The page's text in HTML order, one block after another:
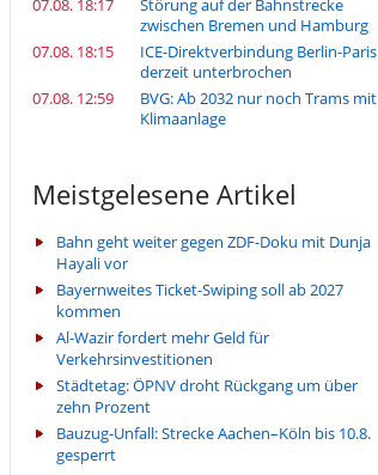
07.08. 18:17
Störung auf der Bahnstrecke
zwischen Bremen und Hamburg
07.08. 18:15
ICE-Direktverbindung Berlin-Paris
derzeit unterbrochen
07.08. 12:59
BVG: Ab 2032 nur noch Trams mit
Klimaanlage
Meistgelesene Artikel
Bahn geht weiter gegen ZDF-Doku mit Dunja
Hayali vor
Bayernweites Ticket-Swiping soll ab 2027
kommen
Al-Wazir fordert mehr Geld für
Verkehrsinvestitionen
Städtetag: ÖPNV droht Rückgang um über
zehn Prozent
Bauzug-Unfall: Strecke Aachen–Köln bis 10.8.
gesperrt